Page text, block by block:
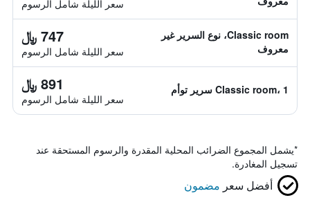
سعر الليلة شامل الرسوم
Classic room، نوع السرير غير
معروف
747 ﷼
سعر الليلة شامل الرسوم
Classic room، 1 سرير توأم 891 ﷼
سعر الليلة شامل الرسوم
*يشمل المجموع الضرائب المحلية المقدرة والرسوم المستحقة عند
تسجيل المغادرة.
أفضل سعر مضمون